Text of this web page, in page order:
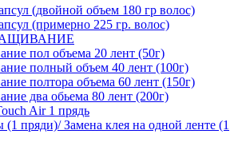
(двойной объем 180 гр волос)
(примерно 225 гр. волос)
пол объема 20 лент (50г)
полный объем 40 лент (100г)
полтора объема 60 лент (150г)
два обьема 80 лент (200г)
Air 1 прядь
пряди)/ Замена клея на одной ленте (1